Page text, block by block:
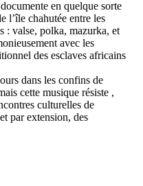
en quelque sorte
l’île chahutée entre les
: valse, polka, mazurka, et
avec les
des esclaves africains
dans les confins de
cette musique résiste ,
culturelles de
par extension, des